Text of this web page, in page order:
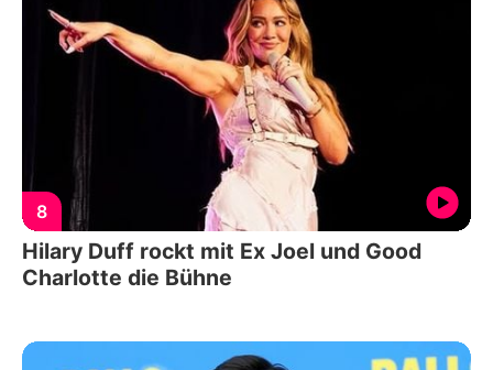
8
Hilary Duff rockt mit Ex Joel und Good
Charlotte die Bühne